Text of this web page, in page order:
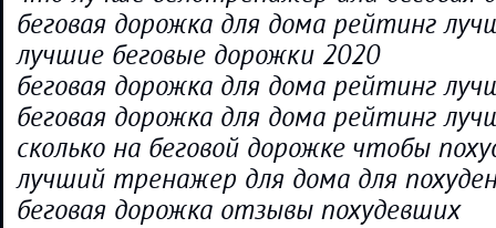
беговая дорожка для дома рейтинг
лучшие беговые дорожки 2020
беговая дорожка для дома рейтинг
беговая дорожка для дома рейтинг
сколько на беговой дорожке чтобы
лучший тренажер для дома для
беговая дорожка отзывы похудевших